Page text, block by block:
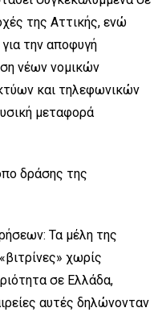
της Αττικής, ενώ
την αποφυγή
νέων νομικών
και τηλεφωνικών
μεταφορά
δράσης της
Τα μέλη της
χωρίς
σε Ελλάδα,
αυτές δηλώνονταν